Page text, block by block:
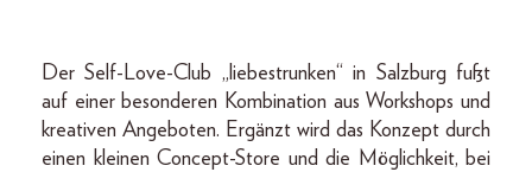
Der Self-Love-Club „liebestrunken“ in Salzburg fußt
auf einer besonderen Kombination aus Workshops und
kreativen Angeboten. Ergänzt wird das Konzept durch
einen kleinen Concept-Store und die Möglichkeit, bei